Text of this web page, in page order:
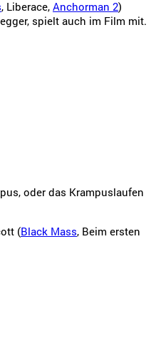
, Liberace, Anchorman 2)
spielt auch im Film mit.
oder das Krampuslaufen
(Black Mass, Beim ersten